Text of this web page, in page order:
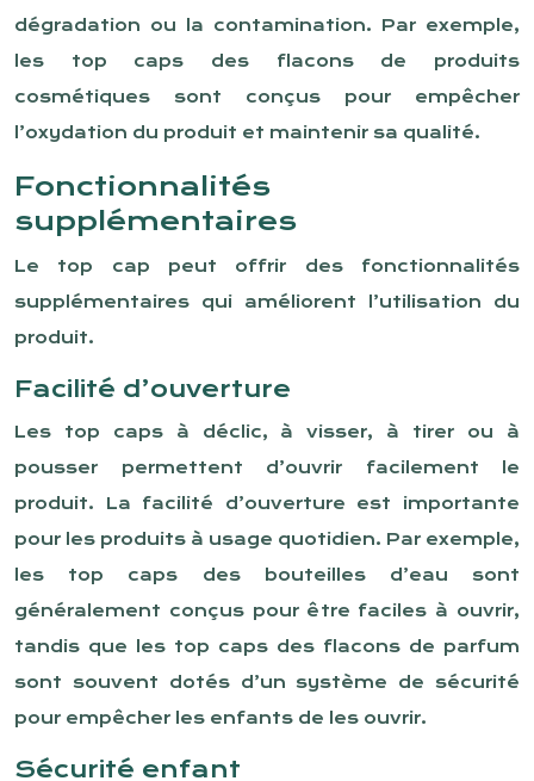
dégradation ou la contamination. Par exemple,
les top caps des flacons de produits
cosmétiques sont conçus pour empêcher
l’oxydation du produit et maintenir sa qualité.
Fonctionnalités
supplémentaires
Le top cap peut offrir des fonctionnalités
supplémentaires qui améliorent l’utilisation du
produit.
Facilité d’ouverture
Les top caps à déclic, à visser, à tirer ou à
pousser permettent d’ouvrir facilement le
produit. La facilité d’ouverture est importante
pour les produits à usage quotidien. Par exemple,
les top caps des bouteilles d’eau sont
généralement conçus pour être faciles à ouvrir,
tandis que les top caps des flacons de parfum
sont souvent dotés d’un système de sécurité
pour empêcher les enfants de les ouvrir.
Sécurité enfant